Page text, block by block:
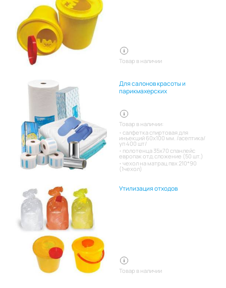
Товар в наличии
Для салонов красоты и
парикмахерских
Товар в наличии:
салфетка спиртовая для
инъекций 60х100 мм. /асептика/
уп 400 шт/
полотенца 35х70 спанлейс
европак отд.сложение (50 шт.)
чехол на матрац пвх 210*90
(1чехол)
Утилизация отходов
Товар в наличии